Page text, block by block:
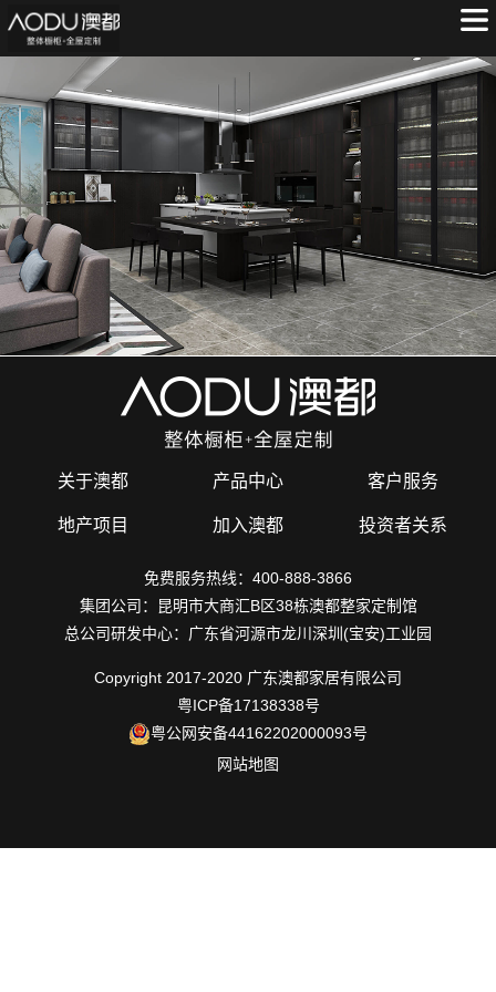
关于澳都 产品中心 客户服务
地产项目 加入澳都 投资者关系
免费服务热线：400-888-3866
集团公司：昆明市大商汇B区38栋澳都整家定制馆
总公司研发中心：广东省河源市龙川深圳(宝安)工业园
Copyright 2017-2020 广东澳都家居有限公司
粤ICP备17138338号
粤公网安备44162202000093号
网站地图